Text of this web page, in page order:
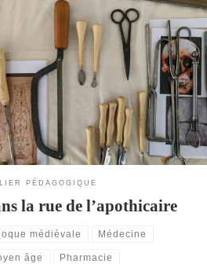
animée au Moyen Age, j’y aurais le plaisir
l’atelier médecine à Saint-Antoine l’Abbaye
cadre de la fête médiévale. Accompagné par
corps de métier nous ferons vivre le temps
une rue médiévale. Venez nombreux
PÉDAGOGIQUE
la rue de l’apothicaire
médiévale Médecine
âge Pharmacie